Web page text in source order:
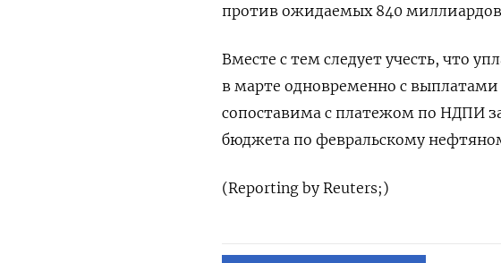
против ожидаемых 840 миллиардов
Вместе с тем следует учесть, что
в марте одновременно с
сопоставима с платежом по НДПИ
бюджета по февральскому
(Reporting by Reuters;)